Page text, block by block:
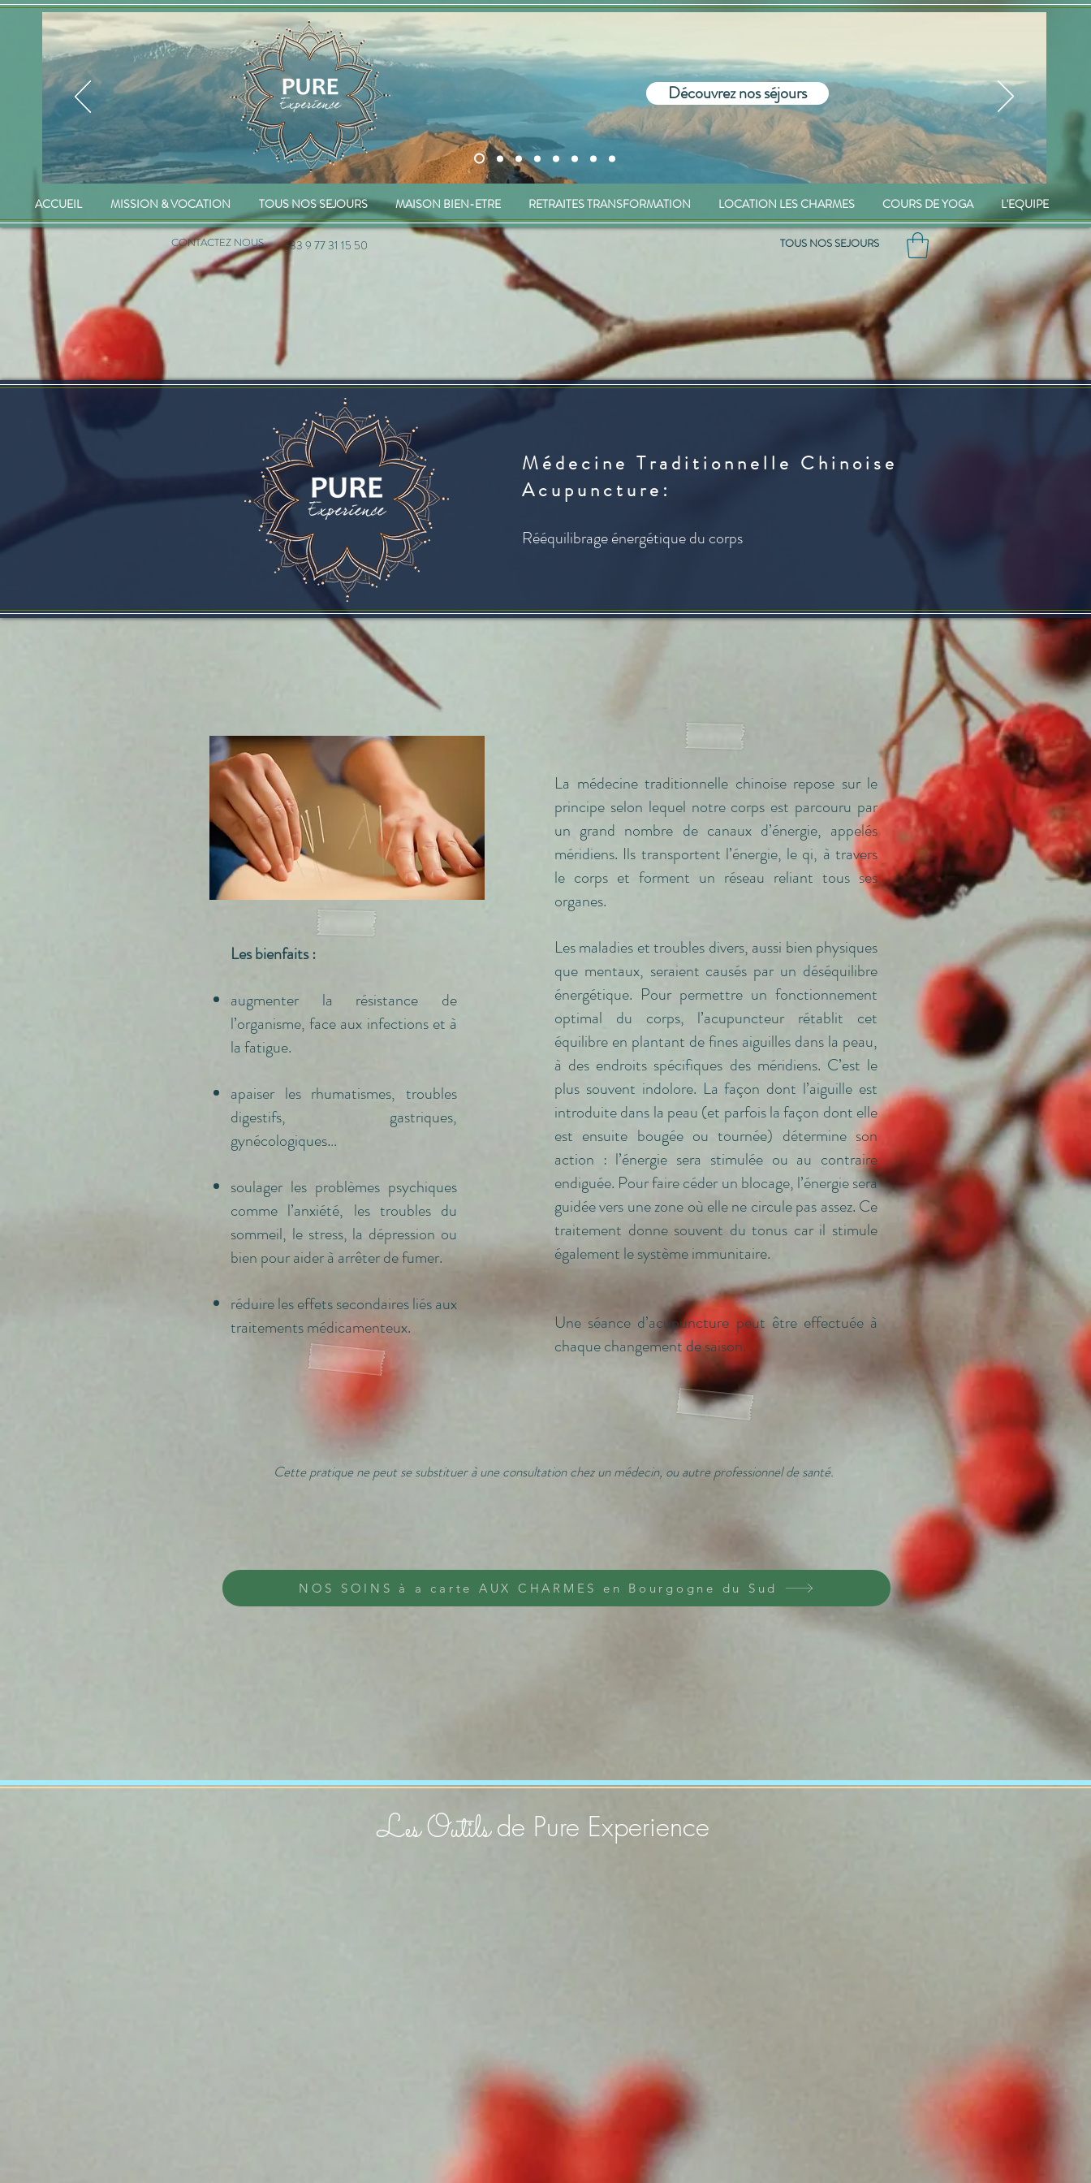
Découvrez nos séjours
ACCUEIL MISSION & VOCATION TOUS NOS SEJOURS MAISON BIEN-ETRE RETRAITES TRANSFORMATION LOCATION LES CHARMES COURS DE YOGA L'EQUIPE
CONTACTEZ NOUS +33 9 77 31 15 50 TOUS NOS SEJOURS
M é d e c i n e T r a d i t i o n n e l l e C h i n o i s e
A c u p u n c t u r e :
Rééquilibrage énergétique du corps
Les bienfaits :
augmenter la résistance de
l’organisme, face aux infections et à
la fatigue.
apaiser les rhumatismes, troubles
digestifs, gastriques,
gynécologiques…
soulager les problèmes psychiques
comme l’anxiété, les troubles du
sommeil, le stress, la dépression ou
bien pour aider à arrêter de fumer.
réduire les effets secondaires liés aux
traitements médicamenteux.
La médecine traditionnelle chinoise repose sur le
principe selon lequel notre corps est parcouru par
un grand nombre de canaux d’énergie, appelés
méridiens. Ils transportent l’énergie, le qi, à travers
le corps et forment un réseau reliant tous ses
organes.
Les maladies et troubles divers, aussi bien physiques
que mentaux, seraient causés par un déséquilibre
énergétique. Pour permettre un fonctionnement
optimal du corps, l’acupuncteur rétablit cet
équilibre en plantant de fines aiguilles dans la peau,
à des endroits spécifiques des méridiens. C’est le
plus souvent indolore. La façon dont l’aiguille est
introduite dans la peau (et parfois la façon dont elle
est ensuite bougée ou tournée) détermine son
action : l’énergie sera stimulée ou au contraire
endiguée. Pour faire céder un blocage, l’énergie sera
guidée vers une zone où elle ne circule pas assez. Ce
traitement donne souvent du tonus car il stimule
également le système immunitaire.
Une séance d’acupuncture peut être effectuée à
chaque changement de saison.
Cette pratique ne peut se substituer à une consultation chez un médecin, ou autre professionnel de santé.
NOS SOINS à a carte AUX CHARMES en Bourgogne du Sud
Les Outilsde Pure Experience